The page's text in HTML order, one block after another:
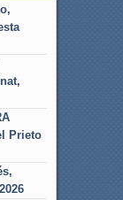
Prieto